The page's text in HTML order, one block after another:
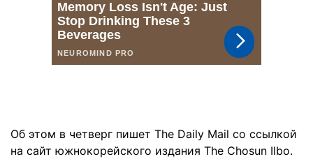
Об этом в четверг пишет The Daily Mail со ссылкой
на сайт южнокорейского издания The Chosun Ilbo.